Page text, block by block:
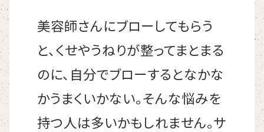
美容師さんにブローしてもらう
と、くせやうねりが整ってまとまる
のに、自分でブローするとなかな
かうまくいかない。そんな悩みを
持つ人は多いかもしれません。サ